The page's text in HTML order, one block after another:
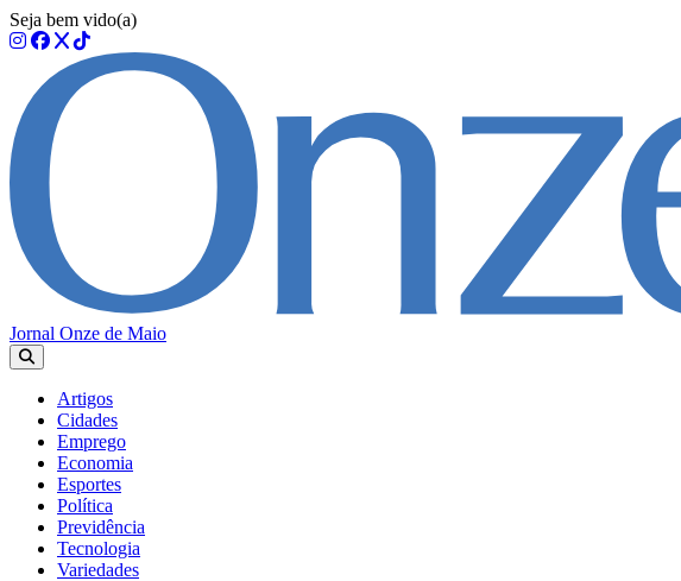
Seja bem vido(a)
Jornal Onze de Maio
Artigos
Cidades
Emprego
Economia
Esportes
Política
Previdência
Tecnologia
Variedades